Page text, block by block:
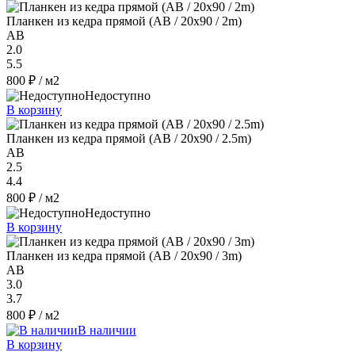
Планкен из кедра прямой (АВ / 20х90 / 2m)
AB
2.0
5.5
800 ₽ / м2
Недоступно
В корзину
Планкен из кедра прямой (АВ / 20х90 / 2.5m)
AB
2.5
4.4
800 ₽ / м2
Недоступно
В корзину
Планкен из кедра прямой (АВ / 20х90 / 3m)
AB
3.0
3.7
800 ₽ / м2
В наличии
В корзину